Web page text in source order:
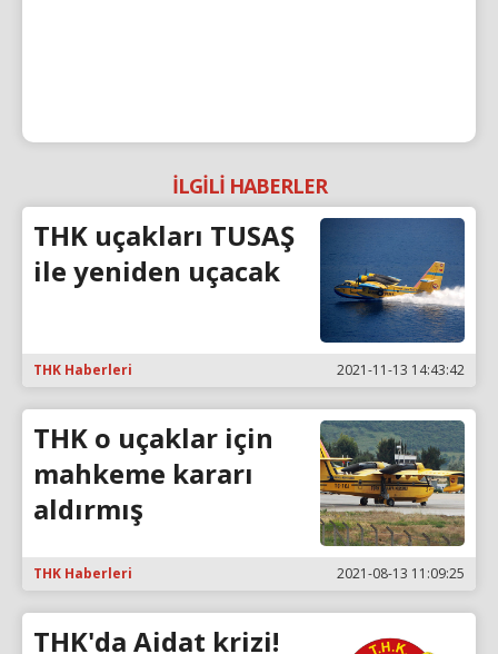
İLGİLİ HABERLER
THK uçakları TUSAŞ
ile yeniden uçacak
THK Haberleri 2021-11-13 14:43:42
THK o uçaklar için
mahkeme kararı
aldırmış
THK Haberleri 2021-08-13 11:09:25
THK'da Aidat krizi!